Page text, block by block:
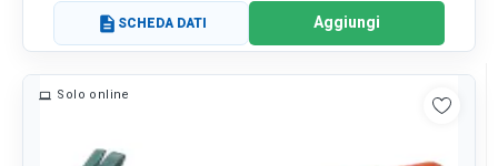
description SCHEDA DATI Aggiungi
Solo online